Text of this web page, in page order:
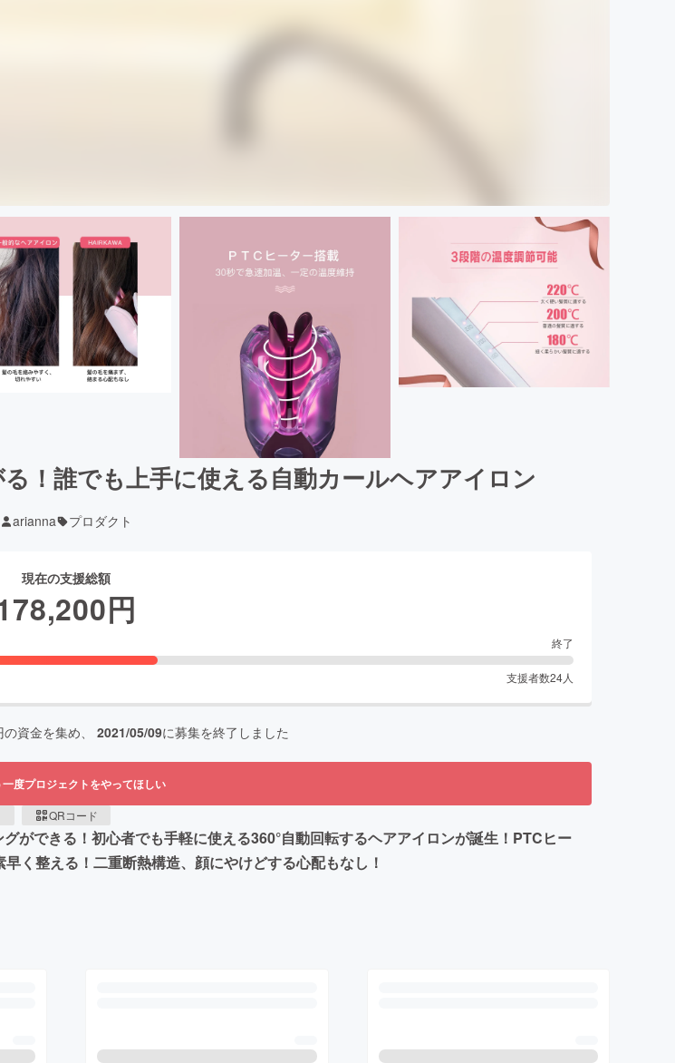
！誰でも上手に使える自動カールヘアアイロン
arianna プロダクト
現在の支援総額
円
終了
支援者数24人
の資金を集め、 2021/05/09に募集を終了しました
一度プロジェクトをやってほしい
QRコード
ができる！初心者でも手軽に使える360°自動回転するヘアアイロンが誕生！PTCヒー
く整える！二重断熱構造、顔にやけどする心配もなし！